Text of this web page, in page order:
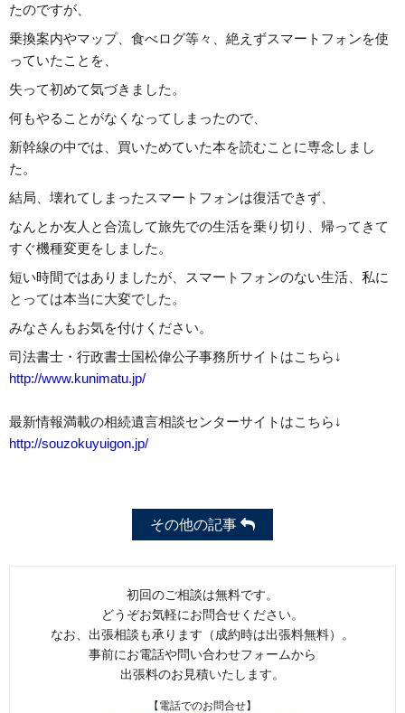
たのですが、
乗換案内やマップ、食べログ等々、絶えずスマートフォンを使
っていたことを、
失って初めて気づきました。
何もやることがなくなってしまったので、
新幹線の中では、買いためていた本を読むことに専念しまし
た。
結局、壊れてしまったスマートフォンは復活できず、
なんとか友人と合流して旅先での生活を乗り切り、帰ってきて
すぐ機種変更をしました。
短い時間ではありましたが、スマートフォンのない生活、私に
とっては本当に大変でした。
みなさんもお気を付けください。
司法書士・行政書士国松偉公子事務所サイトはこちら↓
http://www.kunimatu.jp/
最新情報満載の相続遺言相談センターサイトはこちら↓
http://souzokuyuigon.jp/
その他の記事
初回のご相談は無料です。
どうぞお気軽にお問合せください。
なお、出張相談も承ります（成約時は出張料無料）。
事前にお電話や問い合わせフォームから
出張料のお見積いたします。
【電話でのお問合せ】